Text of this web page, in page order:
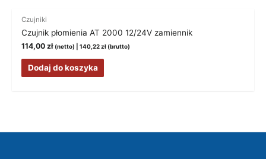
Czujniki
Czujnik płomienia AT 2000 12/24V zamiennik
114,00zł (netto) |140,22zł (brutto)
Dodaj do koszyka